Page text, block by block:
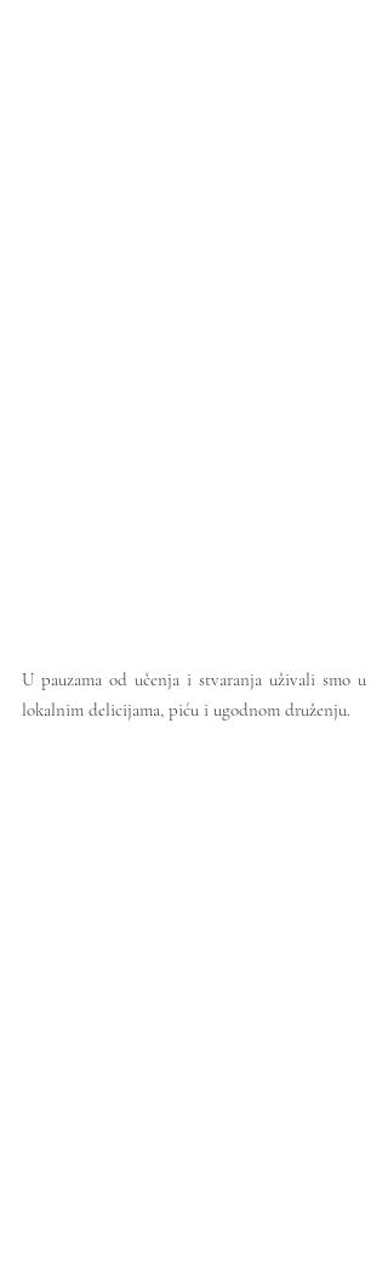
U pauzama od učenja i stvaranja uživali smo u
lokalnim delicijama, piću i ugodnom druženju.